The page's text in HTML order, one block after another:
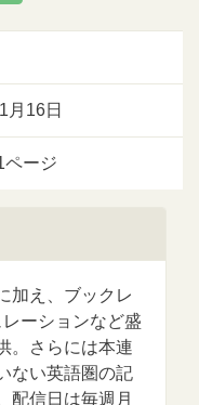
月16日
ページ
加え、ブックレ
ーションなど盛
。さらには本連
ない英語圏の記
配信日は毎週月